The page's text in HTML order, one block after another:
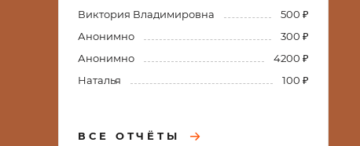
Виктория Владимировна
500 ₽
Анонимно
300 ₽
Анонимно
4200 ₽
Наталья
100 ₽
ВСЕ ОТЧЁТЫ